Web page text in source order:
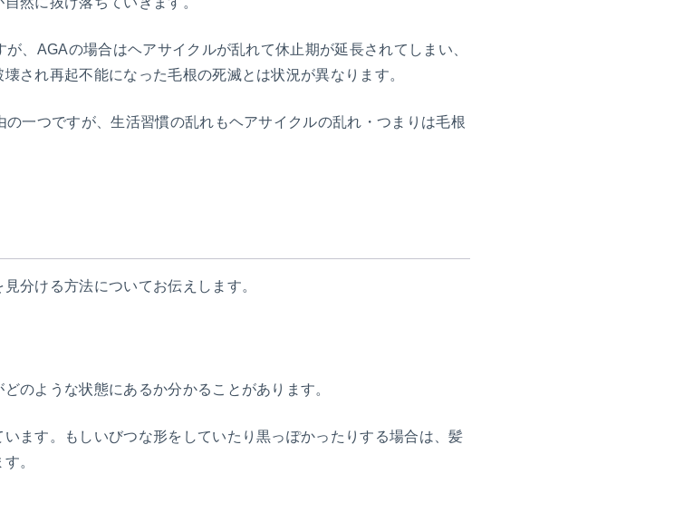
、AGAの場合はヘアサイクルが乱れて休止期が延長されてしまい、
され再起不能になった毛根の死滅とは状況が異なります。
一つですが、生活習慣の乱れもヘアサイクルの乱れ・つまりは毛根
分ける方法についてお伝えします。
のような状態にあるか分かることがあります。
ます。もしいびつな形をしていたり黒っぽかったりする場合は、髪
。